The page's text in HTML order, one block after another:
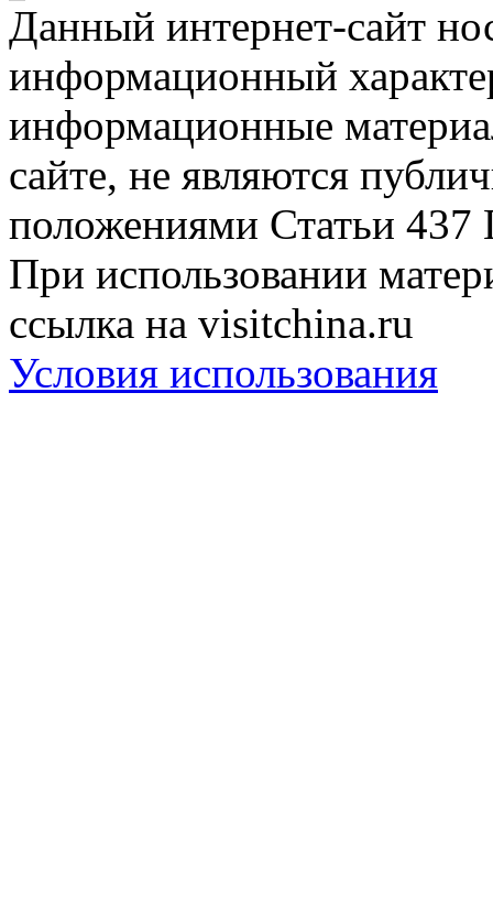
Данный интернет-сайт
информационный
информационные
сайте, не являются
положениями Статьи 437
При использовании
ссылка на visitchina.ru
Условия использования